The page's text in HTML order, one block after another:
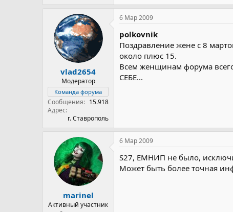
vlad2654
Модератор
Команда форума
Сообщения
15.918
Адрес
г. Ставрополь
6 Мар 2009
polkovnik
Поздравление жене с 8
около плюс 15.
Всем женщинам форума
СЕБЕ...
marinel
Активный участник
6 Мар 2009
S27, ЕМНИП не было,
Может быть более точная